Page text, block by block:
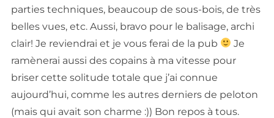
parties techniques, beaucoup de sous-bois, de très
belles vues, etc. Aussi, bravo pour le balisage, archi
clair! Je reviendrai et je vous ferai de la pub
Je
ramènerai aussi des copains à ma vitesse pour
briser cette solitude totale que j’ai connue
aujourd’hui, comme les autres derniers de peloton
(mais qui avait son charme :)) Bon repos à tous.